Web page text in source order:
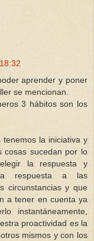
aprender y poner
se mencionan.
3 hábitos son los
tenemos la iniciativa y
cosas sucedan por lo
la respuesta y
respuesta a las
circunstancias y que
a tener en cuenta ya
instantáneamente,
proactividad es la
mismos y con los